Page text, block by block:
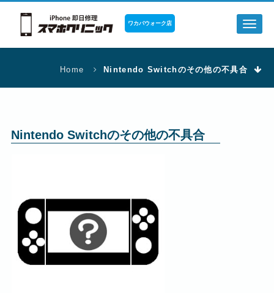
Toggle
ワカバウォーク店
Home Nintendo Switchのその他の不具合
Nintendo Switchのその他の不具合